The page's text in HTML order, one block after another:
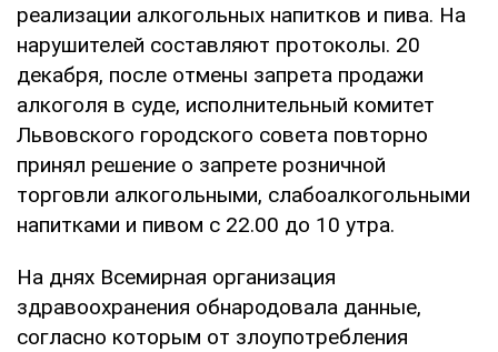
реализации алкогольных напитков и пива. На
нарушителей составляют протоколы. 20
декабря, после отмены запрета продажи
алкоголя в суде, исполнительный комитет
Львовского городского совета повторно
принял решение о запрете розничной
торговли алкогольными, слабоалкогольными
напитками и пивом с 22.00 до 10 утра.
На днях Всемирная организация
здравоохранения обнародовала данные,
согласно которым от злоупотребления